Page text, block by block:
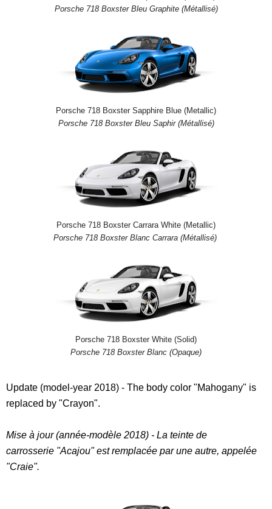
Porsche 718 Boxster Bleu Graphite (Métallisé)
Porsche 718 Boxster Sapphire Blue (Metallic)
Porsche 718 Boxster Bleu Saphir (Métallisé)
Porsche 718 Boxster Carrara White (Metallic)
Porsche 718 Boxster Blanc Carrara (Métallisé)
Porsche 718 Boxster White (Solid)
Porsche 718 Boxster Blanc (Opaque)
Update (model-year 2018) - The body color "Mahogany" is
replaced by "Crayon".
Mise à jour (année-modèle 2018) - La teinte de
carrosserie "Acajou" est remplacée par une autre, appelée
"Craie".